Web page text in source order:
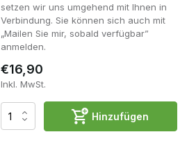
setzen wir uns umgehend mit Ihnen in
Verbindung. Sie können sich auch mit
„Mailen Sie mir, sobald verfügbar”
anmelden.
€16,90
Inkl. MwSt.
Hinzufügen